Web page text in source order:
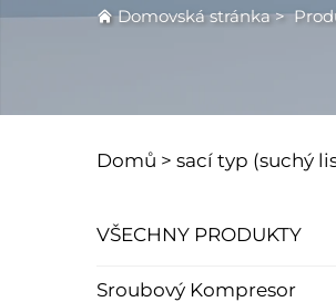
Domovská stránka>
Domů > sací typ (suchý
VŠECHNY PRODUKTY
Sroubový Kompresor